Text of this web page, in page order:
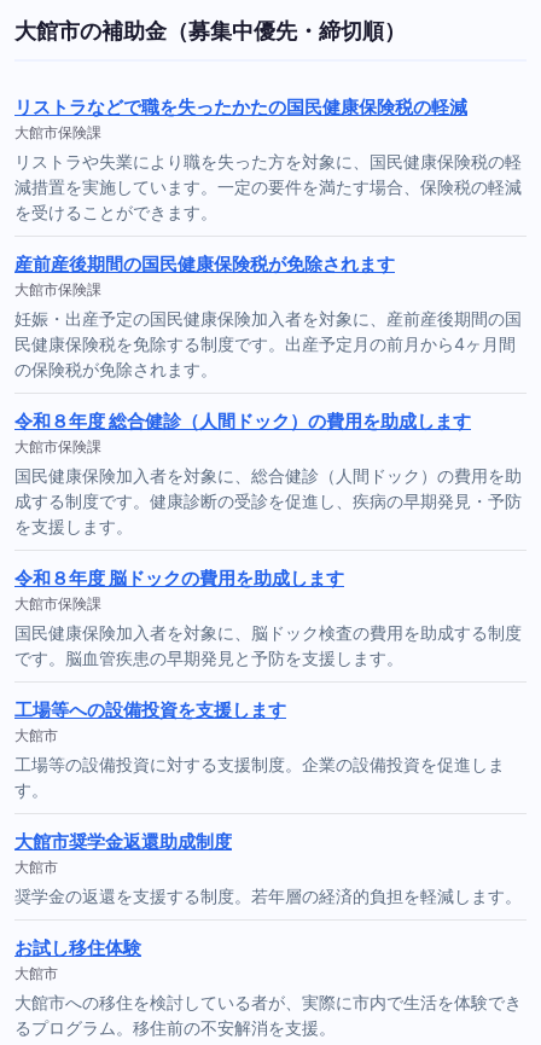
大館市の補助金（募集中優先・締切順）
リストラなどで職を失ったかたの国民健康保険税の軽減
大館市保険課
リストラや失業により職を失った方を対象に、国民健康保険税の軽
減措置を実施しています。一定の要件を満たす場合、保険税の軽減
を受けることができます。
産前産後期間の国民健康保険税が免除されます
大館市保険課
妊娠・出産予定の国民健康保険加入者を対象に、産前産後期間の国
民健康保険税を免除する制度です。出産予定月の前月から4ヶ月間
の保険税が免除されます。
令和８年度 総合健診（人間ドック）の費用を助成します
大館市保険課
国民健康保険加入者を対象に、総合健診（人間ドック）の費用を助
成する制度です。健康診断の受診を促進し、疾病の早期発見・予防
を支援します。
令和８年度 脳ドックの費用を助成します
大館市保険課
国民健康保険加入者を対象に、脳ドック検査の費用を助成する制度
です。脳血管疾患の早期発見と予防を支援します。
工場等への設備投資を支援します
大館市
工場等の設備投資に対する支援制度。企業の設備投資を促進しま
す。
大館市奨学金返還助成制度
大館市
奨学金の返還を支援する制度。若年層の経済的負担を軽減します。
お試し移住体験
大館市
大館市への移住を検討している者が、実際に市内で生活を体験でき
るプログラム。移住前の不安解消を支援。